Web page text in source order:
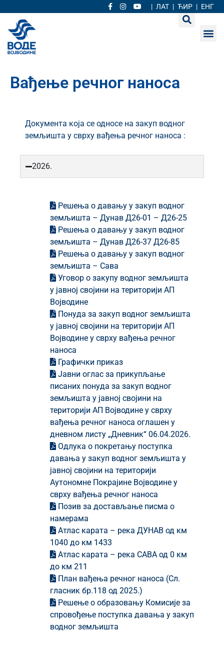
| ЛАТ | ЋИР | ЕНГ
Вађење речног наноса
Документа која се односе на закуп водног
земљишта у сврху вађења речног наноса :
2026.
Решења о давању у закуп водног
земљишта – Дунав Д26-01 – Д26-25
Решења о давању у закуп водног
земљишта – Дунав Д26-37 Д26-85
Решења о давању у закуп водног
земљишта – Сава
Уговор о закупу водног земљишта
у јавној својини на територији АП
Војводине
Понуда за закуп водног земљишта
у јавној својини на територији АП
Војводине у сврху вађења речног
наноса
Графички приказ
Јавни оглас за прикупљање
писаних понуда за закуп водног
земљишта у јавној својини на
територији АП Војводине у сврху
вађења речног наноса оглашен у
дневном листу „Дневник“ 06.04.2026.
Одлука о покретању поступка
давања у закуп водног земљишта у
јавној својини на територији
Аутономне Покрајине Војводине у
сврху вађења речног наноса
Позив за достављање писма о
намерама
Атлас карата – река ДУНАВ од км
1040 до км 1433
Атлас карата – река САВА од 0 км
до км 211
План вађења речног наноса (Сл.
гласник бр.118 од 2025.)
Решење о образовању Комисије за
спровођење поступка давања у закуп
водног земљишта